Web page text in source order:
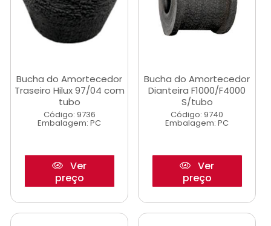
Bucha do Amortecedor
Traseiro Hilux 97/04 com
tubo
Código: 9736
Embalagem: PC
Ver
preço
Bucha do Amortecedor
Dianteira F1000/F4000
S/tubo
Código: 9740
Embalagem: PC
Ver
preço